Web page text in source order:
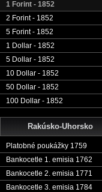
1 Forint - 1852
2 Forint - 1852
5 Forint - 1852
1 Dollar - 1852
5 Dollar - 1852
10 Dollar - 1852
50 Dollar - 1852
100 Dollar - 1852
Rakúsko-Uhorsko
Platobné poukážky 1759
Bankocetle 1. emisia 1762
Bankocetle 2. emisia 1771
Bankocetle 3. emisia 1784